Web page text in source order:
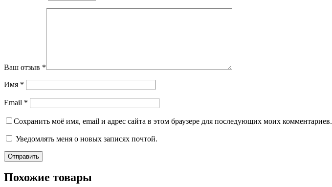
Ваш отзыв *
Имя *
Email *
Сохранить моё имя, email и адрес сайта в этом браузере для последующих моих комментариев.
Уведомлять меня о новых записях почтой.
Похожие товары